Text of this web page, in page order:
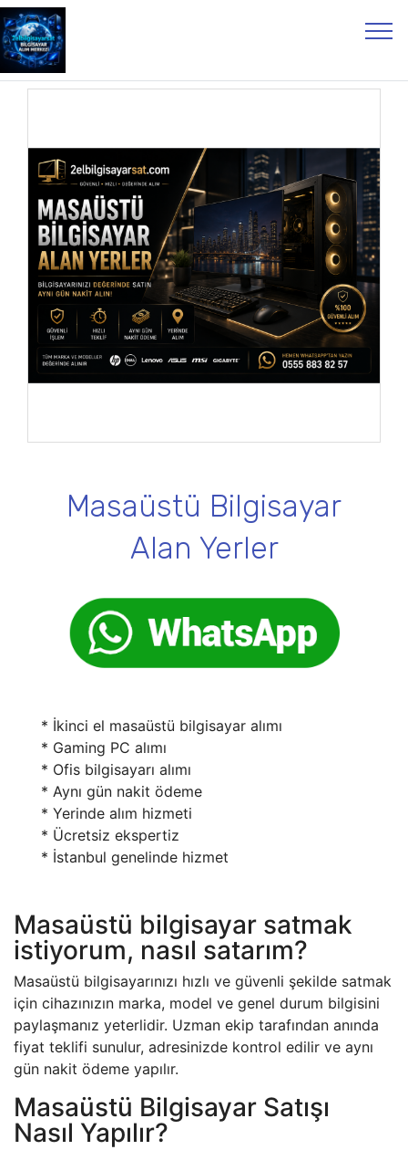
Masaüstü Bilgisayar
Alan Yerler
* İkinci el masaüstü bilgisayar alımı
* Gaming PC alımı
* Ofis bilgisayarı alımı
* Aynı gün nakit ödeme
* Yerinde alım hizmeti
* Ücretsiz ekspertiz
* İstanbul genelinde hizmet
Masaüstü bilgisayar satmak
istiyorum, nasıl satarım?
Masaüstü bilgisayarınızı hızlı ve güvenli şekilde satmak
için cihazınızın marka, model ve genel durum bilgisini
paylaşmanız yeterlidir. Uzman ekip tarafından anında
fiyat teklifi sunulur, adresinizde kontrol edilir ve aynı
gün nakit ödeme yapılır.
Masaüstü Bilgisayar Satışı
Nasıl Yapılır?